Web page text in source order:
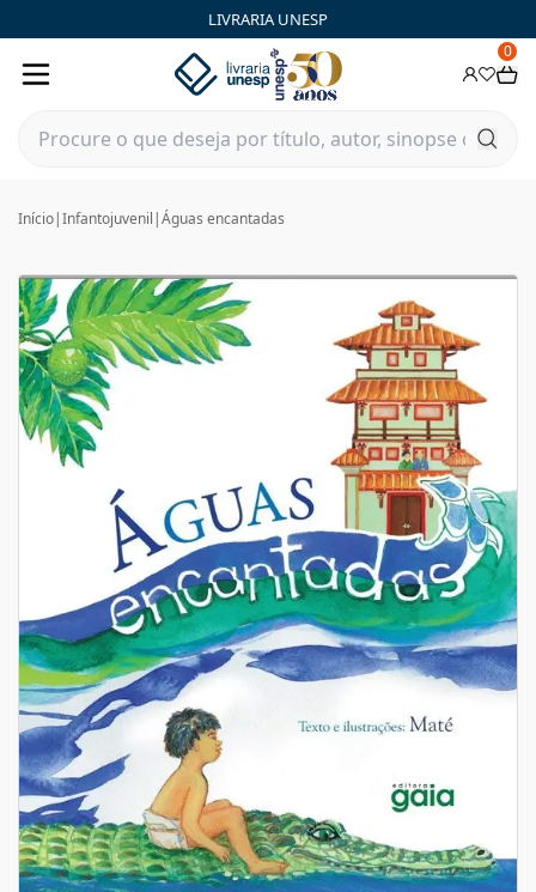
LIVRARIA UNESP
0
Início|Infantojuvenil |Águas encantadas